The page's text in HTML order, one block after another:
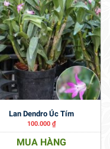
Lan Dendro Úc Tím
100.000₫
MUA HÀNG